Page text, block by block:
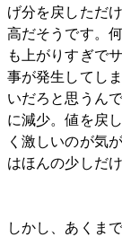
げ分を戻しただ
高だそうです。
も上がりすぎで
事が発生してし
いだろと思うん
に減少。値を戻
く激しいのが気
はほんの少しだ
しかし、あくま